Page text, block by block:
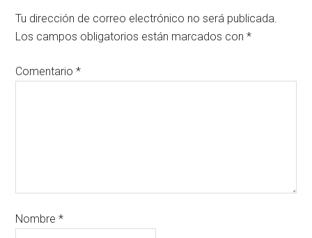
Tu dirección de correo electrónico no será publicada.
Los campos obligatorios están marcados con*
Comentario*
Nombre*